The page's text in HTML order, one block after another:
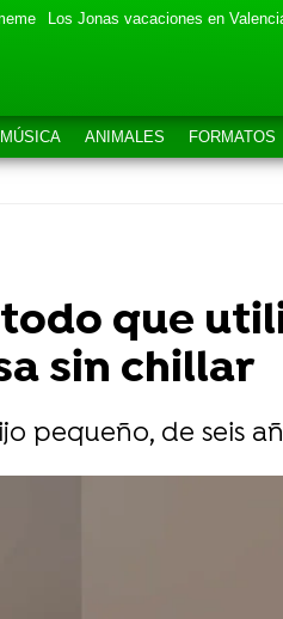
Los Jonas vacaciones en
MÚSICA ANIMALES FORMATOS
que
sin chillar
pequeño, de seis